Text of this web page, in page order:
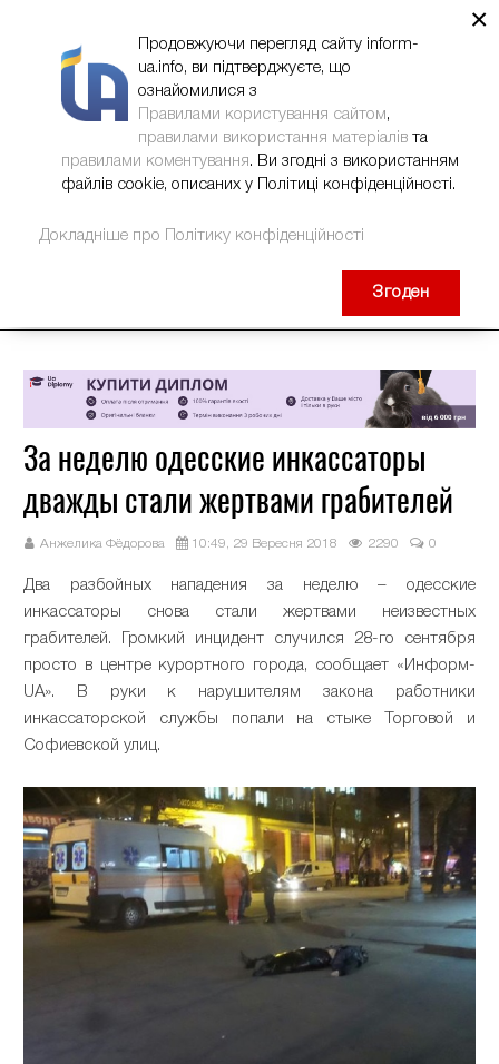
За неделю одесские инкассаторы
дважды стали жертвами грабителей
Анжелика Фёдорова 10:49, 29 Вересня 2018 2290 0
Два разбойных нападения за неделю – одесские
инкассаторы снова стали жертвами неизвестных
грабителей. Громкий инцидент случился 28-го сентября
просто в центре курортного города, сообщает «Информ-
UA». В руки к нарушителям закона работники
инкассаторской службы попали на стыке Торговой и
Софиевской улиц.
×
Продовжуючи перегляд сайту inform-
ua.info, ви підтверджуєте, що
ознайомилися з
Правилами користування сайтом,
правилами використання матеріалів та
правилами коментування. Ви згодні з використанням
файлів cookie, описаних у Політиці конфіденційності.
Докладніше про Політику конфіденційності
Згоден